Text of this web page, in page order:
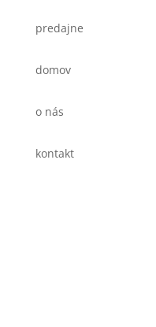
predajne
domov
o nás
kontakt